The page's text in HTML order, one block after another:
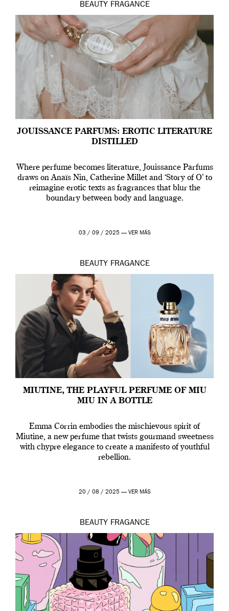
BEAUTY FRAGANCE
JOUISSANCE PARFUMS: EROTIC LITERATURE
DISTILLED
Where perfume becomes literature, Jouissance Parfums
draws on Anaïs Nin, Catherine Millet and ‘Story of O’ to
reimagine erotic texts as fragrances that blur the
boundary between body and language.
03 / 09 / 2025 — VER MÁS
BEAUTY FRAGANCE
MIUTINE, THE PLAYFUL PERFUME OF MIU
MIU IN A BOTTLE
Emma Corrin embodies the mischievous spirit of
Miutine, a new perfume that twists gourmand sweetness
with chypre elegance to create a manifesto of youthful
rebellion.
20 / 08 / 2025 — VER MÁS
BEAUTY FRAGANCE